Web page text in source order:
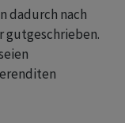
dadurch nach
gutgeschrieben.